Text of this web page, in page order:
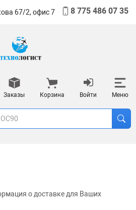
67/2, офис 7 8 775 486 07 35
Заказы Корзина Войти Меню
о доставке для Ваших